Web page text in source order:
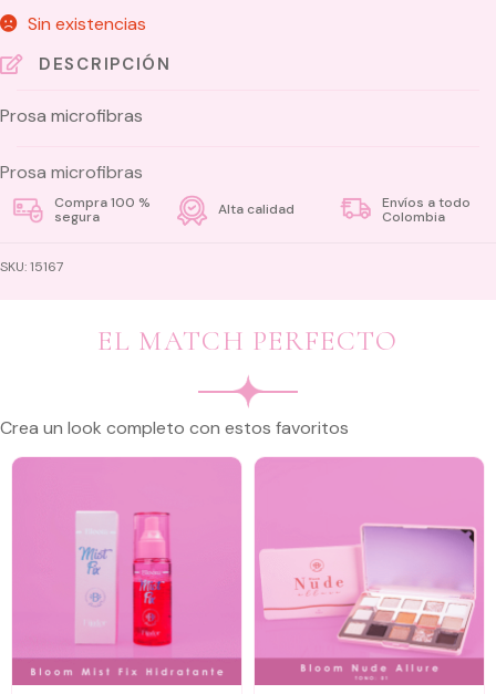
Sin existencias
DESCRIPCIÓN
Prosa microfibras
Prosa microfibras
Compra 100 %
segura
Alta calidad
Envíos a todo
Colombia
SKU:15167
EL MATCH PERFECTO
Crea un look completo con estos favoritos